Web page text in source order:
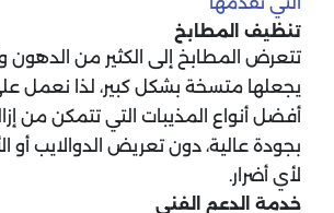
تنظيف المطابخ
تتعرض المطابخ إلى الكثير من الدهون
يجعلها متسخة بشكل كبير، لذا نعمل
أفضل أنواع المذيبات التي تتمكن من
بجودة عالية، دون تعريض الدوالايب أو
لأي أضرار.
خدمة الدعم الفني